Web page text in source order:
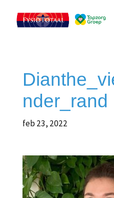
nder_rand
feb 23, 2022